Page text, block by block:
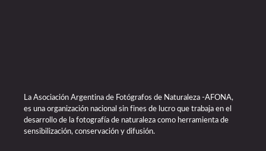
La Asociación Argentina de Fotógrafos de Naturaleza -AFONA,
es una organización nacional sin fines de lucro que trabaja en el
desarrollo de la fotografía de naturaleza como herramienta de
sensibilización, conservación y difusión.